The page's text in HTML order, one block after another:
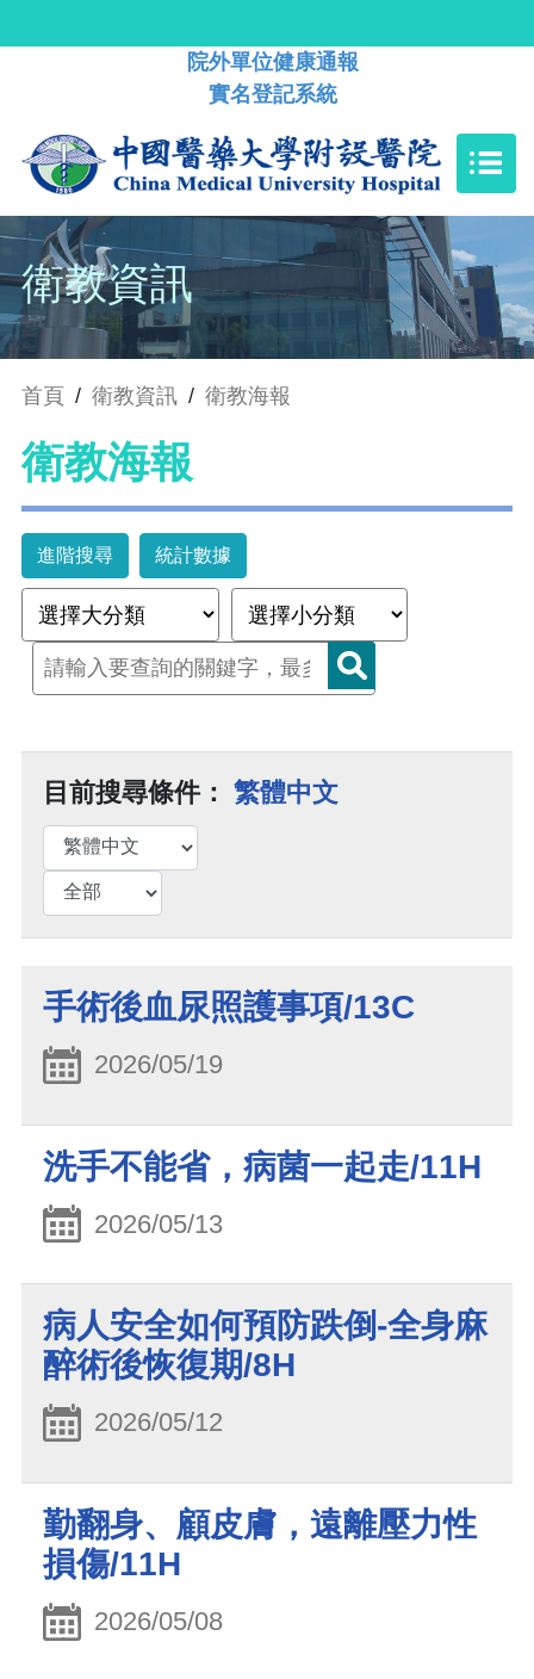
院外單位健康通報
實名登記系統
衛教資訊
首頁 / 衛教資訊 / 衛教海報
衛教海報
進階搜尋 統計數據
目前搜尋條件： 繁體中文
手術後血尿照護事項/13C
2026/05/19
洗手不能省，病菌一起走/11H
2026/05/13
病人安全如何預防跌倒-全身麻
醉術後恢復期/8H
2026/05/12
勤翻身、顧皮膚，遠離壓力性
損傷/11H
2026/05/08